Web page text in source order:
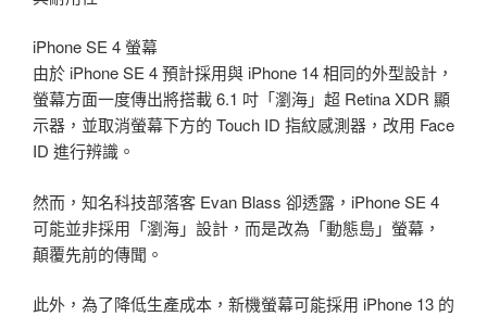
iPhone SE 4 螢幕
由於 iPhone SE 4 預計採用與 iPhone 14 相同的外型設計，
螢幕方面一度傳出將搭載 6.1 吋「瀏海」超 Retina XDR 顯
示器，並取消螢幕下方的 Touch ID 指紋感測器，改用 Face
ID 進行辨識。
然而，知名科技部落客 Evan Blass 卻透露，iPhone SE 4
可能並非採用「瀏海」設計，而是改為「動態島」螢幕，
顛覆先前的傳聞。
此外，為了降低生產成本，新機螢幕可能採用 iPhone 13 的